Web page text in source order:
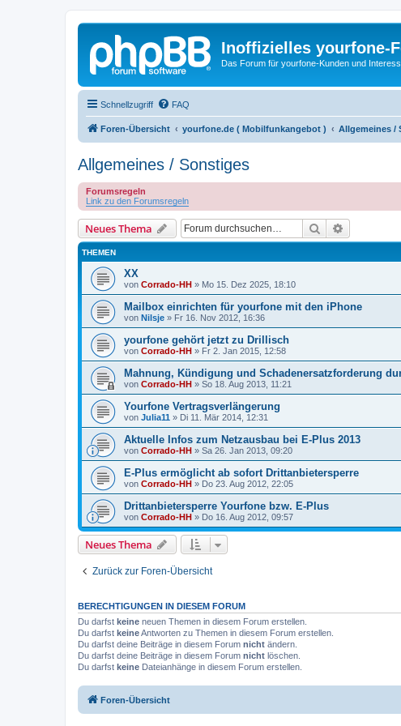
Inoffizielles yourfone-
Das Forum für yourfone-Kunden und
Schnellzugriff FAQ
Foren-Übersicht yourfone.de ( Mobilfunkangebot ) Allgemeines /
Allgemeines / Sonstiges
Forumsregeln
Link zu den Forumsregeln
Neues Thema Suche
THEMEN
XX
von Corrado-HH » Mo 15. Dez 2025, 18:10
Mailbox einrichten für yourfone mit den iPhone
von Nilsje » Fr 16. Nov 2012, 16:36
yourfone gehört jetzt zu Drillisch
von Corrado-HH » Fr 2. Jan 2015, 12:58
Mahnung, Kündigung und Schadenersatzforderung
von Corrado-HH » So 18. Aug 2013, 11:21
Yourfone Vertragsverlängerung
von Julia11 » Di 11. Mär 2014, 12:31
Aktuelle Infos zum Netzausbau bei E-Plus 2013
von Corrado-HH » Sa 26. Jan 2013, 09:20
E-Plus ermöglicht ab sofort Drittanbietersperre
von Corrado-HH » Do 23. Aug 2012, 22:05
Drittanbietersperre Yourfone bzw. E-Plus
von Corrado-HH » Do 16. Aug 2012, 09:57
Neues Thema
Zurück zur Foren-Übersicht
BERECHTIGUNGEN IN DIESEM FORUM
Du darfst keine neuen Themen in diesem Forum erstellen.
Du darfst keineAntworten zu Themen in diesem Forum erstellen.
Du darfst deine Beiträge in diesem Forum nicht ändern.
Du darfst deine Beiträge in diesem Forum nicht löschen.
Du darfst keine Dateianhänge in diesem Forum erstellen.
Foren-Übersicht